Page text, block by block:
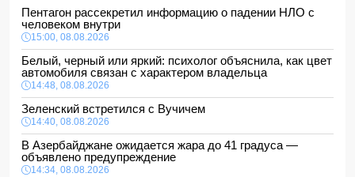
Пентагон рассекретил информацию о падении НЛО с
человеком внутри
15:00, 08.08.2026
Белый, черный или яркий: психолог объяснила, как цвет
автомобиля связан с характером владельца
14:48, 08.08.2026
Зеленский встретился с Вучичем
14:40, 08.08.2026
В Азербайджане ожидается жара до 41 градуса —
объявлено предупреждение
14:34, 08.08.2026